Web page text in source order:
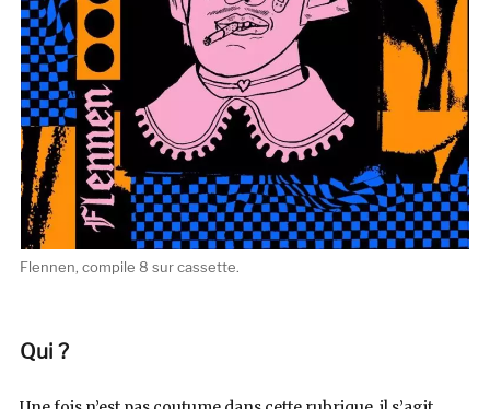
Flennen, compile 8 sur cassette.
Qui ?